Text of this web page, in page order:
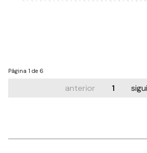
Página 1 de 6
anterior 1